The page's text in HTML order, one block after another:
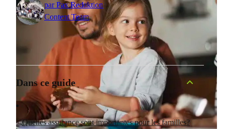
parPax Redaktion
Content Team
Dans ce guide
Quelles assurance sont importantes pour les familles?